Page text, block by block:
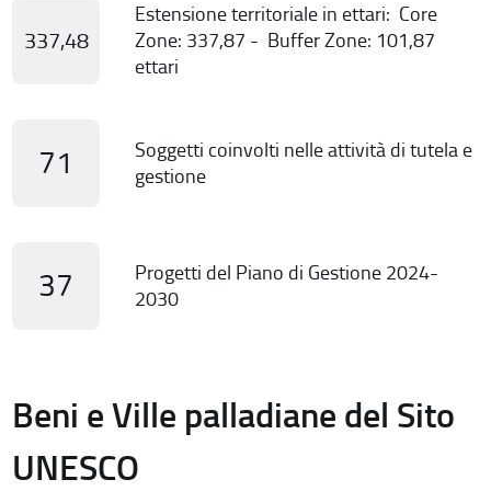
337,48
Estensione territoriale in ettari: Core
Zone: 337,87 - Buffer Zone: 101,87
ettari
71
Soggetti coinvolti nelle attività di tutela e
gestione
37
Progetti del Piano di Gestione 2024-
2030
Beni e Ville palladiane del Sito
UNESCO